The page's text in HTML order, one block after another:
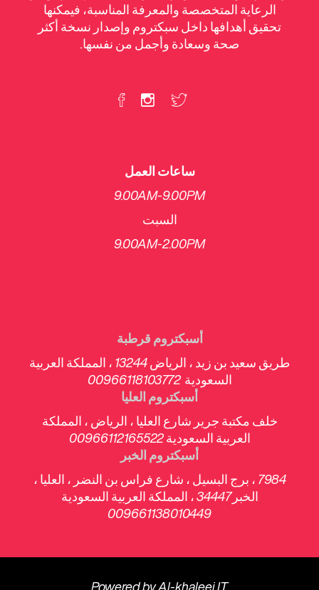
الرعاية المتخصصة والمعرفة المناسبة، فيمكنها
تحقيق أهدافها داخل سبكتروم وإصدار نسخة أكثر
صحة وسعادة وأجمل من نفسها.
ساعات العمل
9.00AM-9.00PM
السبت
​9.00AM-2.00PM
أسبكتروم قرطبة
طريق سعيد بن زيد ، الرياض 13244 ، المملكة العربية
السعودية 00966118103772
أسبكتروم العليا
خلف مكتبة جرير شارع العليا ، الرياض ، المملكة
العربية السعودية 00966112165522
أسبكتروم الخبر
7984 ، برج البسيل ، شارع فراس بن النضر ، العليا ،
الخبر 34447 ، المملكة العربية السعودية
009661138010449
Powered byAl-khaleej IT